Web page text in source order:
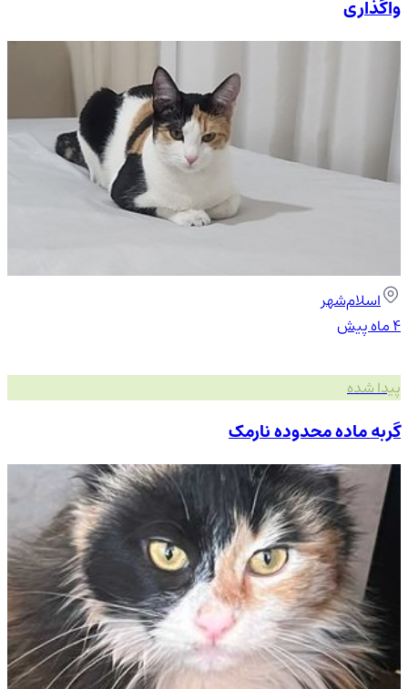
واگذاری
اسلام‌شهر
۴ ماه پیش
پیدا شده
گربه ماده محدوده نارمک